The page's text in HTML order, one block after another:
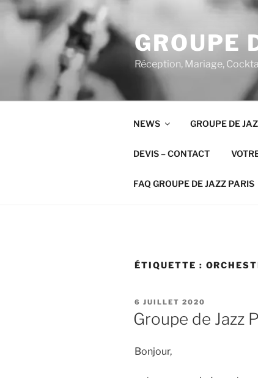
Aller
GROUPE
Réception, Mariage,
NEWS GROUPE DE
DEVIS – CONTACT
FAQ GROUPE DE JAZZ PARIS
ÉTIQUETTE :
PUBLIÉ
LE
6 JUILLET 2020
Groupe de Jazz
Bonjour,